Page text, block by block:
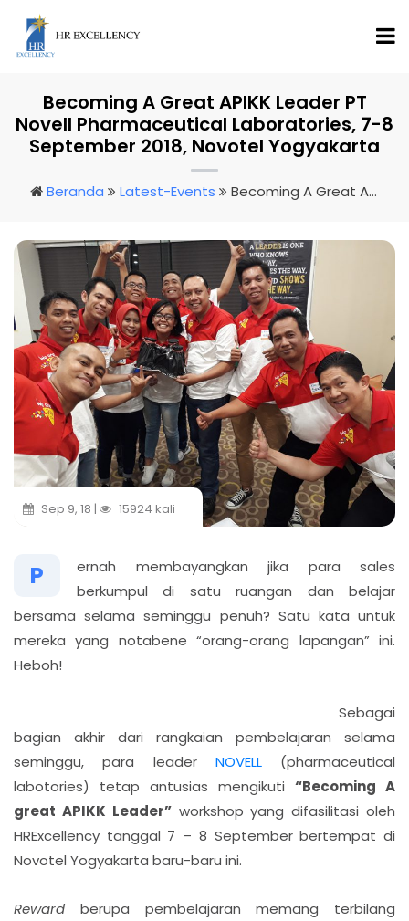
Becoming A Great APIKK Leader PT
Novell Pharmaceutical Laboratories, 7-8
September 2018, Novotel Yogyakarta
Beranda Latest-Events Becoming A Great APIKK Leader PT Novell Pharmaceutical Laboratories, 7-8 September 2018, Novotel Yogyakarta
Sep 9, 18 | 15924 kali
P
ernah membayangkan jika para sales
berkumpul di satu ruangan dan belajar
bersama selama seminggu penuh? Satu kata untuk
mereka yang notabene “orang-orang lapangan” ini.
Heboh!
Sebagai
bagian akhir dari rangkaian pembelajaran selama
seminggu, para leader NOVELL(pharmaceutical
labotories) tetap antusias mengikuti “Becoming A
great APIKK Leader”workshop yang difasilitasi oleh
HRExcellency tanggal 7 – 8 September bertempat di
Novotel Yogyakarta baru-baru ini.
Reward berupa pembelajaran memang terbilang